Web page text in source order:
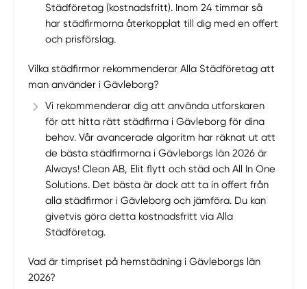
Städföretag (kostnadsfritt). Inom 24 timmar så
har städfirmorna återkopplat till dig med en offert
och prisförslag.
Vilka städfirmor rekommenderar Alla Städföretag att
man använder i Gävleborg?
Vi rekommenderar dig att använda utforskaren
för att hitta rätt städfirma i Gävleborg för dina
behov. Vår avancerade algoritm har räknat ut att
de bästa städfirmorna i Gävleborgs län 2026 är
Always! Clean AB, Elit flytt och städ och All In One
Solutions. Det bästa är dock att ta in offert från
alla städfirmor i Gävleborg och jämföra. Du kan
givetvis göra detta kostnadsfritt via Alla
Städföretag.
Vad är timpriset på hemstädning i Gävleborgs län
2026?